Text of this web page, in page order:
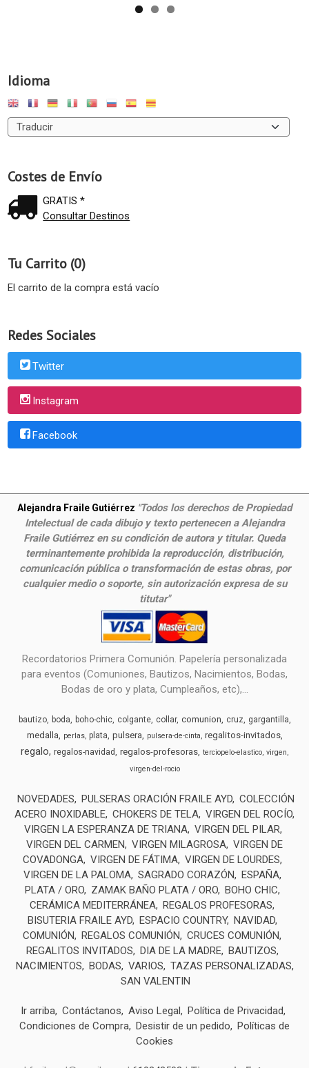
Idioma
Costes de Envío
GRATIS *
Consultar Destinos
Tu Carrito (0)
El carrito de la compra está vacío
Redes Sociales
Twitter
Instagram
Facebook
Alejandra Fraile Gutiérrez "Todos los derechos de Propiedad
Intelectual de cada dibujo y texto pertenecen a Alejandra
Fraile Gutiérrez en su condición de autora y titular. Queda
terminantemente prohibida la reproducción, distribución,
comunicación pública o transformación de estas obras, por
cualquier medio o soporte, sin autorización expresa de su
titutar"
Recordatorios Primera Comunión. Papelería personalizada
para eventos (Comuniones, Bautizos, Nacimientos, Bodas,
Bodas de oro y plata, Cumpleaños, etc),...
bautizo boda boho-chic colgante collar comunion cruz gargantilla
medalla perlas plata pulsera pulsera-de-cinta regalitos-invitados
regalo regalos-navidad regalos-profesoras terciopelo-elastico virgen
virgen-del-rocio
NOVEDADES PULSERAS ORACIÓN FRAILE AYD COLECCIÓN
ACERO INOXIDABLE CHOKERS DE TELA VIRGEN DEL ROCÍO
VIRGEN LA ESPERANZA DE TRIANA VIRGEN DEL PILAR
VIRGEN DEL CARMEN
VIRGEN MILAGROSA VIRGEN DE
COVADONGA VIRGEN DE FÁTIMA VIRGEN DE LOURDES
VIRGEN DE LA PALOMA SAGRADO CORAZÓN
ESPAÑA
PLATA / ORO
ZAMAK BAÑO PLATA / ORO
BOHO CHIC
CERÁMICA MEDITERRÁNEA
REGALOS PROFESORAS
BISUTERIA FRAILE AYD
ESPACIO COUNTRY
NAVIDAD
COMUNIÓN
REGALOS COMUNIÓN
CRUCES COMUNIÓN
REGALITOS INVITADOS
DIA DE LA MADRE
BAUTIZOS
NACIMIENTOS
BODAS VARIOS
TAZAS PERSONALIZADAS
SAN VALENTIN
Ir arriba Contáctanos Aviso Legal
Política de Privacidad
Condiciones de Compra
Desistir de un pedido
Políticas de
Cookies